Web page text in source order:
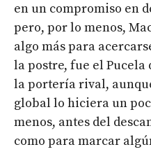
en un compromiso en
pero, por lo menos,
algo más para
la postre, fue el
la portería rival,
global lo hiciera un
menos, antes del
como para marcar